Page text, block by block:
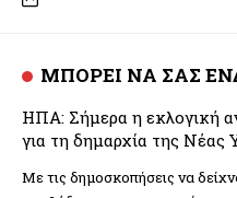
ΜΠΟΡΕΙ ΝΑ ΣΑΣ
ΗΠΑ: Σήμερα η εκλογική
για τη δημαρχία της Νέας
Με τις δημοσκοπήσεις να